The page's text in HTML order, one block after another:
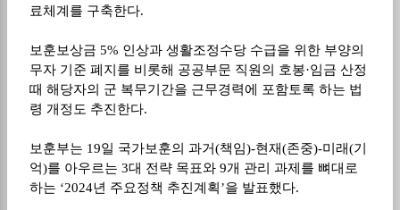
료체계를 구축한다.
보훈보상금 5% 인상과 생활조정수당 수급을 위한 부양의
무자 기준 폐지를 비롯해 공공부문 직원의 호봉·임금 산정
때 해당자의 군 복무기간을 근무경력에 포함토록 하는 법
령 개정도 추진한다.
보훈부는 19일 국가보훈의 과거(책임)-현재(존중)-미래(기
억)를 아우르는 3대 전략 목표와 9개 관리 과제를 뼈대로
하는 ‘2024년 주요정책 추진계획’을 발표했다.